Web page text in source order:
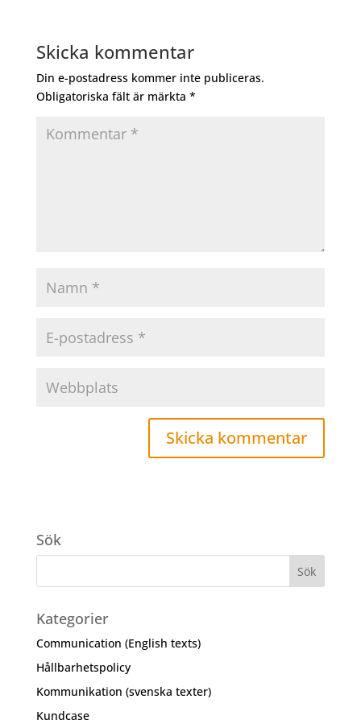
Skicka kommentar
Din e-postadress kommer inte publiceras.
Obligatoriska fält är märkta *
Sök
Kategorier
Communication (English texts)
Hållbarhetspolicy
Kommunikation (svenska texter)
Kundcase